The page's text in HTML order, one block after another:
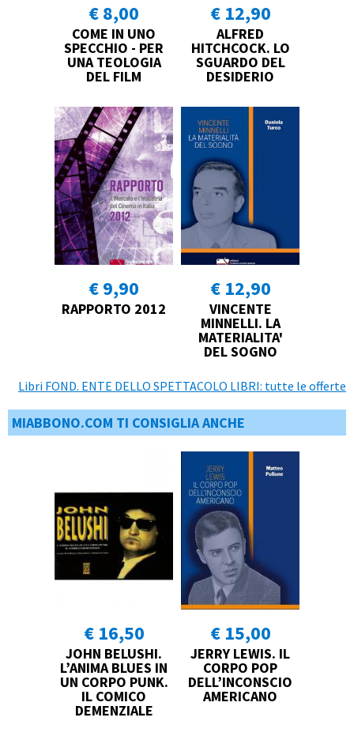
€ 8,00
COME IN UNO
SPECCHIO - PER
UNA TEOLOGIA
DEL FILM
€ 12,90
ALFRED
HITCHCOCK. LO
SGUARDO DEL
DESIDERIO
€ 9,90
RAPPORTO 2012
€ 12,90
VINCENTE
MINNELLI. LA
MATERIALITA'
DEL SOGNO
Libri FOND. ENTE DELLO SPETTACOLO LIBRI: tutte le offerte
MIABBONO.COM TI CONSIGLIA ANCHE
€ 16,50
JOHN BELUSHI.
L’ANIMA BLUES IN
UN CORPO PUNK.
IL COMICO
DEMENZIALE
€ 15,00
JERRY LEWIS. IL
CORPO POP
DELL’INCONSCIO
AMERICANO